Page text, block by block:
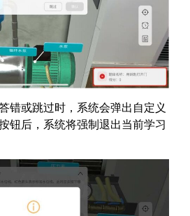
错或跳过时，系统会弹出自定义
钮后，系统将强制退出当前学习